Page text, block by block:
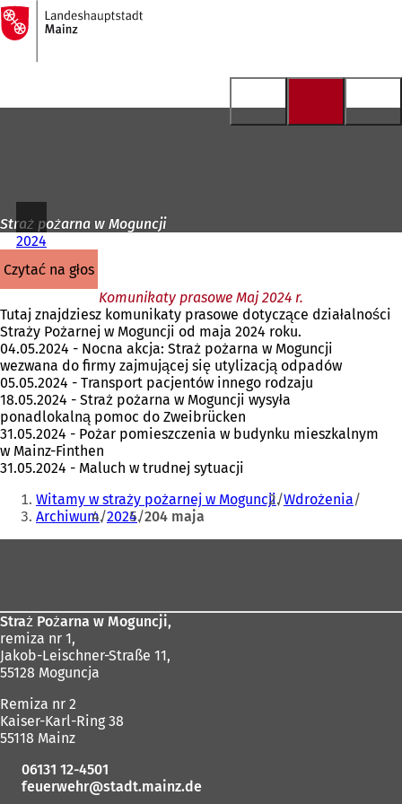
Przejdź do treści
Do
strony
głównej
Straż pożarna w Moguncji
2024
czytać na głos
Komunikaty prasowe Maj 2024 r.
Tutaj znajdziesz komunikaty prasowe dotyczące działalności
Straży Pożarnej w Moguncji od maja 2024 roku.
04.05.2024 - Nocna akcja: Straż pożarna w Moguncji
wezwana do firmy zajmującej się utylizacją odpadów
05.05.2024 - Transport pacjentów innego rodzaju
18.05.2024 - Straż pożarna w Moguncji wysyła
ponadlokalną pomoc do Zweibrücken
31.05.2024 - Pożar pomieszczenia w budynku mieszkalnym
w Mainz-Finthen
31.05.2024 - Maluch w trudnej sytuacji
Jesteś
tutaj:
Witamy w straży pożarnej w Moguncji Wdrożenia
Archiwum 2024 204 maja
Straż Pożarna w Moguncji,
remiza nr 1,
Jakob-Leischner-Straße 11,
55128 Moguncja
Remiza nr 2
Kaiser-Karl-Ring 38
55118 Mainz
06131 12-4501
feuerwehr
stadt.mainz de